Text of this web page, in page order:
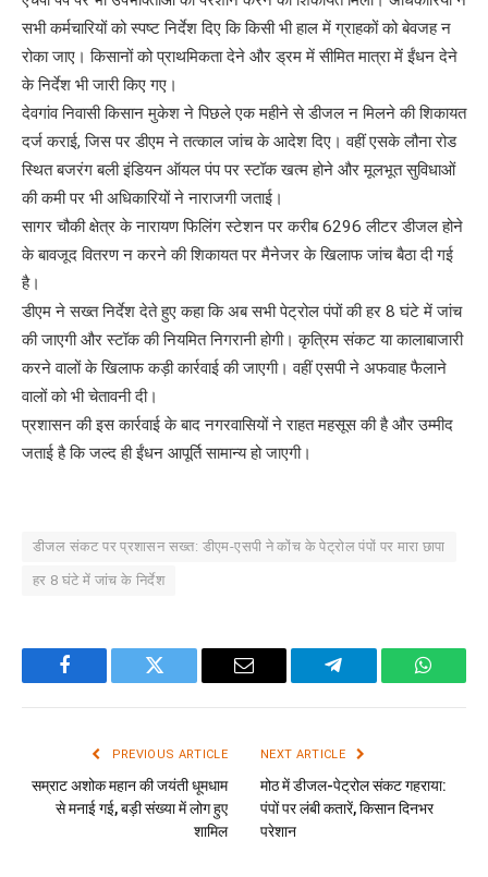
सभी कर्मचारियों को स्पष्ट निर्देश दिए कि किसी भी हाल में ग्राहकों को बेवजह न
रोका जाए। किसानों को प्राथमिकता देने और ड्रम में सीमित मात्रा में ईंधन देने
के निर्देश भी जारी किए गए।
देवगांव निवासी किसान मुकेश ने पिछले एक महीने से डीजल न मिलने की शिकायत
दर्ज कराई, जिस पर डीएम ने तत्काल जांच के आदेश दिए। वहीं एसके लौना रोड
स्थित बजरंग बली इंडियन ऑयल पंप पर स्टॉक खत्म होने और मूलभूत सुविधाओं
की कमी पर भी अधिकारियों ने नाराजगी जताई।
सागर चौकी क्षेत्र के नारायण फिलिंग स्टेशन पर करीब 6296 लीटर डीजल होने
के बावजूद वितरण न करने की शिकायत पर मैनेजर के खिलाफ जांच बैठा दी गई
है।
डीएम ने सख्त निर्देश देते हुए कहा कि अब सभी पेट्रोल पंपों की हर 8 घंटे में जांच
की जाएगी और स्टॉक की नियमित निगरानी होगी। कृत्रिम संकट या कालाबाजारी
करने वालों के खिलाफ कड़ी कार्रवाई की जाएगी। वहीं एसपी ने अफवाह फैलाने
वालों को भी चेतावनी दी।
प्रशासन की इस कार्रवाई के बाद नगरवासियों ने राहत महसूस की है और उम्मीद
जताई है कि जल्द ही ईंधन आपूर्ति सामान्य हो जाएगी।
डीजल संकट पर प्रशासन सख्त: डीएम-एसपी ने कोंच के पेट्रोल पंपों पर मारा छापा
हर 8 घंटे में जांच के निर्देश
Facebook Twitter Email Telegram
PREVIOUS ARTICLE
सम्राट अशोक महान की जयंती धूमधाम
से मनाई गई, बड़ी संख्या में लोग हुए
शामिल
NEXT ARTICLE
मोठ में डीजल-पेट्रोल संकट गहराया:
पंपों पर लंबी कतारें, किसान दिनभर
परेशान